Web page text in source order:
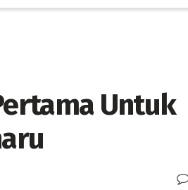
Untuk